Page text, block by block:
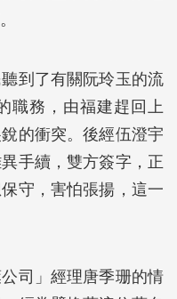
到了有關阮玲玉的流
職務，由福建趕回上
的衝突。後經伍澄宇
手續，雙方簽字，正
守，害怕張揚，這一
司」經理唐季珊的情